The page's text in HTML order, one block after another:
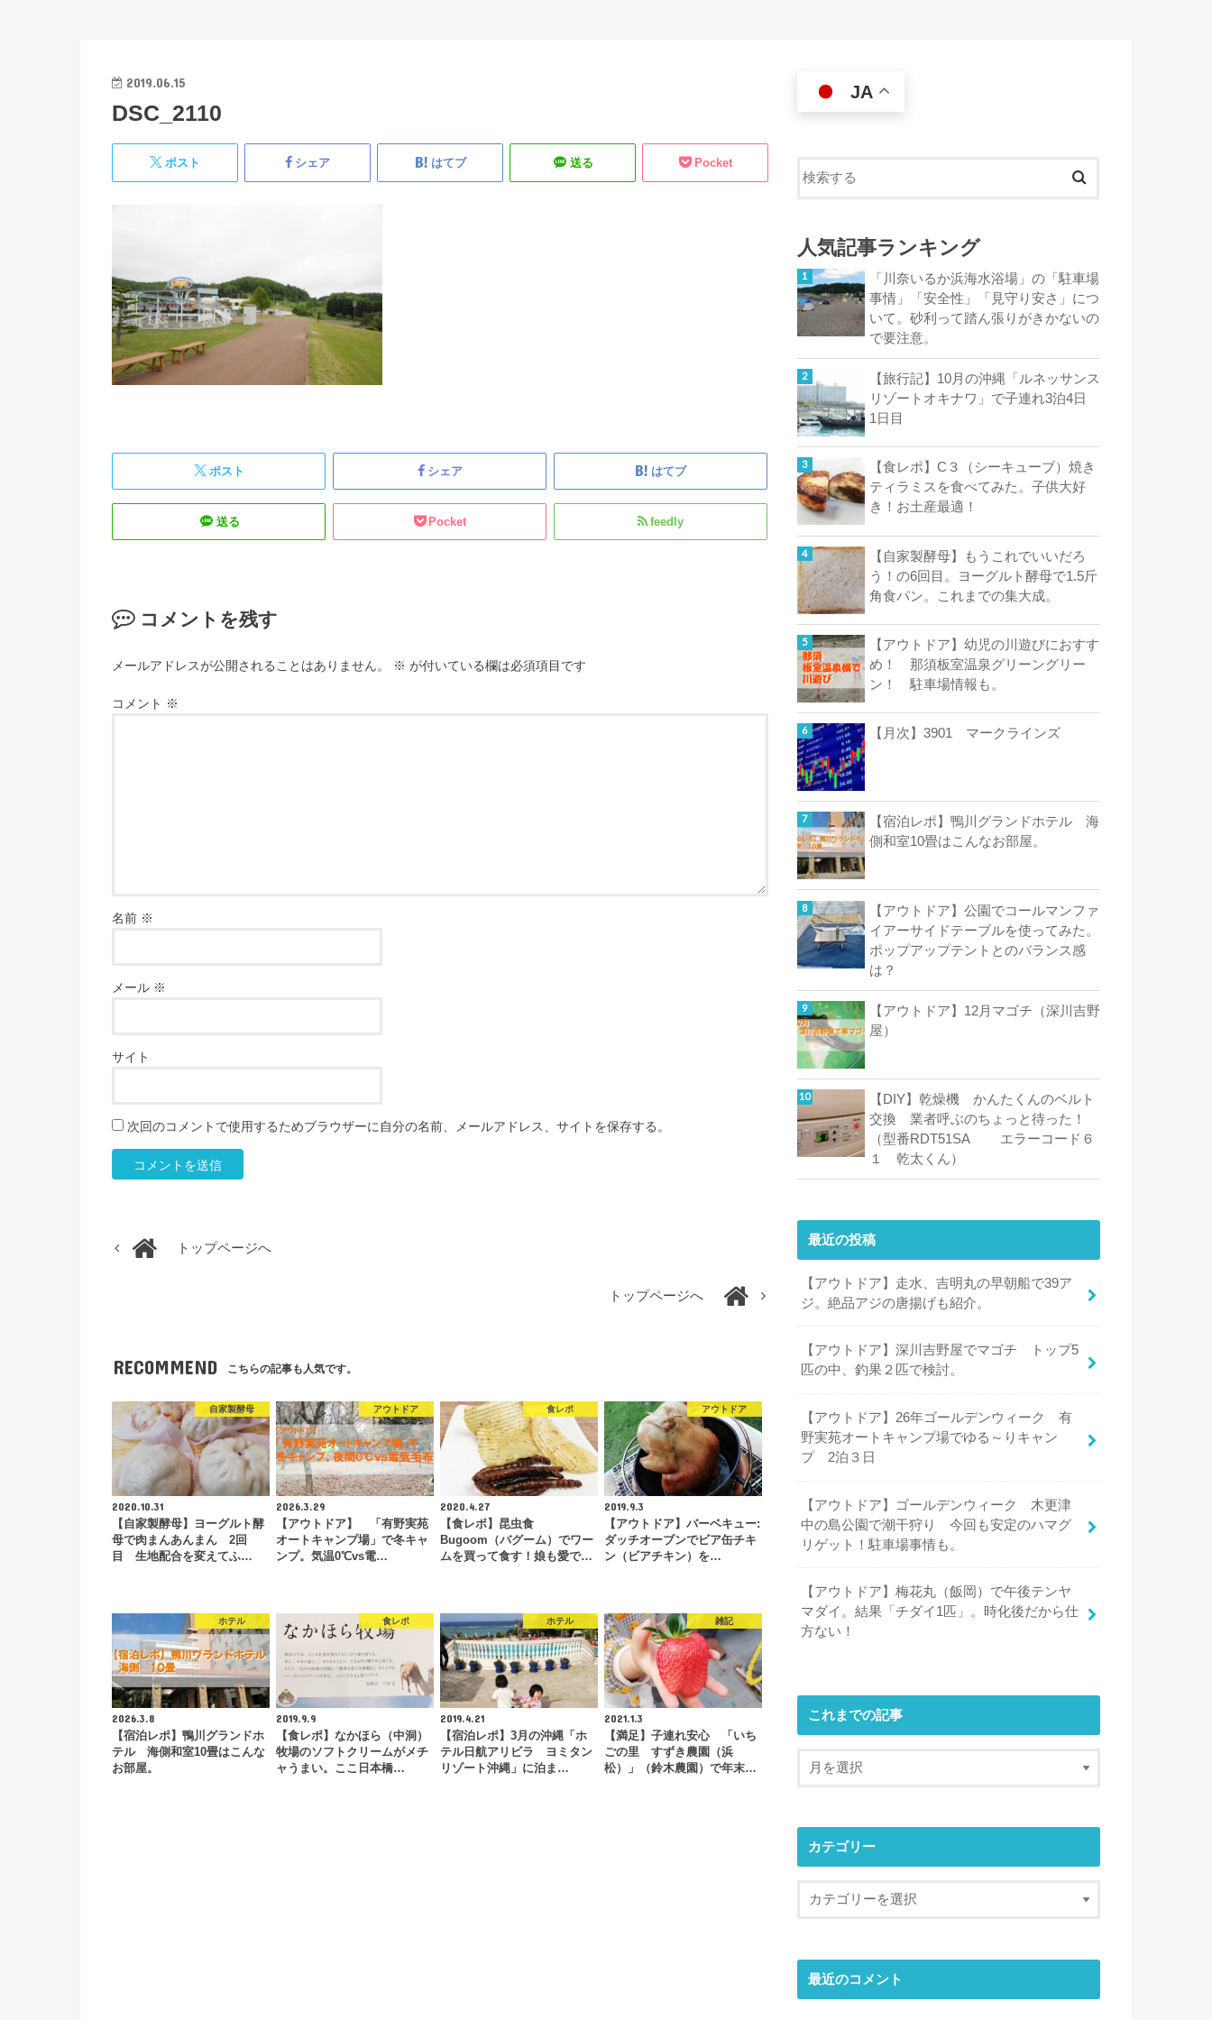
2019.06.15
DSC_2110
ポスト シェア はてブ 送る Pocket
ポスト シェア はてブ
送る Pocket feedly
コメントを残す
メールアドレスが公開されることはありません。 ※ が付いている欄は必須項目です
コメント ※
名前 ※
メール ※
サイト
次回のコメントで使用するためブラウザーに自分の名前、メールアドレス、サイトを保存する。
トップページへ
トップページへ
RECOMMEND こちらの記事も人気です。
自家製酵母
2020.10.31
【自家製酵母】ヨーグルト酵
母で肉まんあんまん 2回
目 生地配合を変えてふ…
アウトドア
2026.3.29
【アウトドア】 「有野実苑
オートキャンプ場」で冬キャ
ンプ。気温0℃vs電…
食レポ
2020.4.27
【食レポ】昆虫食
Bugoom（バグーム）でワー
ムを買って食す！娘も愛で…
アウトドア
2019.9.3
【アウトドア】バーベキュー:
ダッチオーブンでビア缶チキ
ン（ビアチキン）を…
ホテル
2026.3.8
【宿泊レポ】鴨川グランドホ
テル 海側和室10畳はこんな
お部屋。
食レポ
2019.9.9
【食レポ】なかほら（中洞）
牧場のソフトクリームがメチ
ャうまい。ここ日本橋…
ホテル
2019.4.21
【宿泊レポ】3月の沖縄「ホ
テル日航アリビラ ヨミタン
リゾート沖縄」に泊ま…
雑記
2021.1.3
【満足】子連れ安心 「いち
ごの里 すずき農園（浜
松）」（鈴木農園）で年末…
JA
人気記事ランキング
「川奈いるか浜海水浴場」の「駐車場
事情」「安全性」「見守り安さ」につ
いて。砂利って踏ん張りがきかないの
で要注意。
【旅行記】10月の沖縄「ルネッサンス
リゾートオキナワ」で子連れ3泊4日
1日目
【食レポ】C３（シーキューブ）焼き
ティラミスを食べてみた。子供大好
き！お土産最適！
【自家製酵母】もうこれでいいだろ
う！の6回目。ヨーグルト酵母で1.5斤
角食パン。これまでの集大成。
【アウトドア】幼児の川遊びにおすす
め！ 那須板室温泉グリーングリー
ン！ 駐車場情報も。
【月次】3901 マークラインズ
【宿泊レポ】鴨川グランドホテル 海
側和室10畳はこんなお部屋。
【アウトドア】公園でコールマンファ
イアーサイドテーブルを使ってみた。
ポップアップテントとのバランス感
は？
【アウトドア】12月マゴチ（深川吉野
屋）
【DIY】乾燥機 かんたくんのベルト
交換 業者呼ぶのちょっと待った！
（型番RDT51SA エラーコード６
１ 乾太くん）
最近の投稿
【アウトドア】走水、吉明丸の早朝船で39ア
ジ。絶品アジの唐揚げも紹介。
【アウトドア】深川吉野屋でマゴチ トップ5
匹の中、釣果２匹で検討。
【アウトドア】26年ゴールデンウィーク 有
野実苑オートキャンプ場でゆる～りキャン
プ 2泊３日
【アウトドア】ゴールデンウィーク 木更津
中の島公園で潮干狩り 今回も安定のハマグ
リゲット！駐車場事情も。
【アウトドア】梅花丸（飯岡）で午後テンヤ
マダイ。結果「チダイ1匹」。時化後だから仕
方ない！
これまでの記事
カテゴリー
最近のコメント